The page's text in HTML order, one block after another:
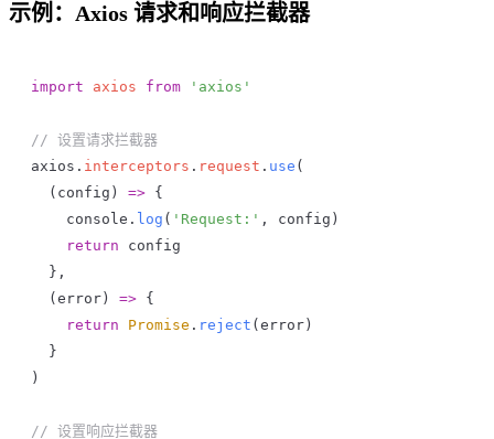
示例：Axios 请求和响应拦截器
import axios from 'axios'
// 设置请求拦截器
axios . interceptors . request . use (
  (
config ) => {
    console
. log ( 'Request:' , config )
    return
config
  },
  (
error ) => {
    return
Promise . reject ( error )
  }
)
// 设置响应拦截器